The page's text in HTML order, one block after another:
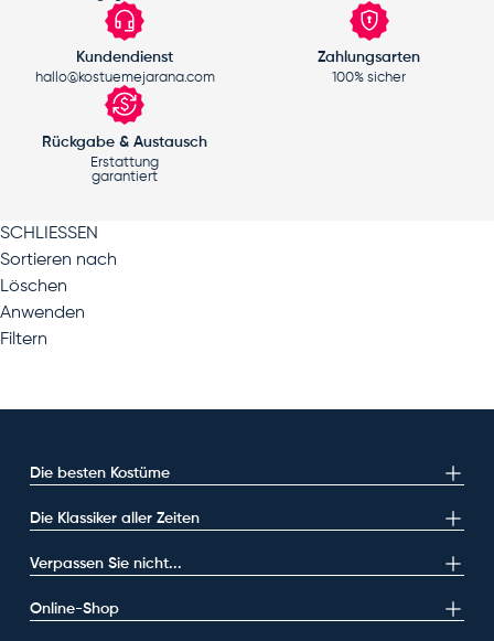
Kundendienst
hallo@kostuemejarana.com
Zahlungsarten
100% sicher
Rückgabe & Austausch
Erstattung
garantiert
SCHLIESSEN
Sortieren nach
Löschen
Anwenden
Filtern
Die besten Kostüme
Die Klassiker aller Zeiten
Verpassen Sie nicht...
Online-Shop